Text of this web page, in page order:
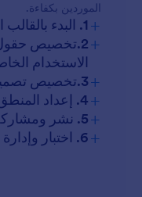
التعاونات
الموردين بكفاءة.
+ 1. البدء بالقالب المناسب أو نموذج فارغ:
+
2.تخصيص حقول
الاستخدام
+3.تخصيص تصميم النموذج:
+4. إعداد المنطق الشرطي والأتمتة الشرطية:
+5. نشر ومشاركة النموذج الخاص بك:
+6. اختبار وإدارة الإرسالات